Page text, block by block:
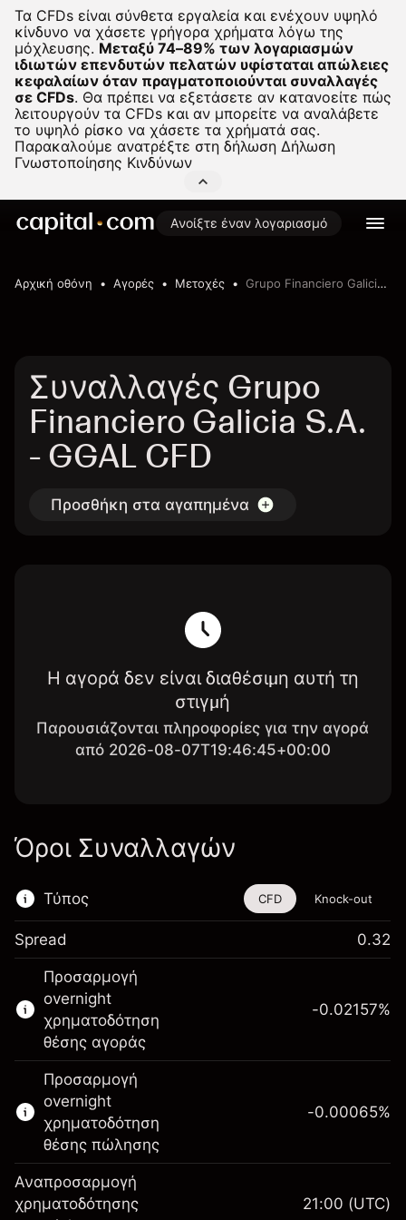
Τα CFDs είναι σύνθετα εργαλεία και ενέχουν υψηλό
κίνδυνο να χάσετε γρήγορα χρήματα λόγω της
μόχλευσης. Μεταξύ 74–89% των λογαριασμών
ιδιωτών επενδυτών πελατών υφίσταται απώλειες
κεφαλαίων όταν πραγματοποιούνται συναλλαγές
σε CFDs. Θα πρέπει να εξετάσετε αν κατανοείτε πώς
λειτουργούν τα CFDs και αν μπορείτε να αναλάβετε
το υψηλό ρίσκο να χάσετε τα χρήματά σας.
Παρακαλούμε ανατρέξτε στη δήλωση Δήλωση
Γνωστοποίησης Κινδύνων
Ανοίξτε έναν λογαριασμό
Αρχική οθόνη Αγορές Μετοχές Grupo Financiero Galicia S.A.
Συναλλαγές Grupo
Financiero Galicia S.A.
- GGAL CFD
Προσθήκη στα αγαπημένα
Η αγορά δεν είναι διαθέσιμη αυτή τη
στιγμή
Παρουσιάζονται πληροφορίες για την αγορά
από 2026-08-07T19:46:45+00:00
Όροι Συναλλαγών
Τύπος
Αυτό το χρηματοοικονομικό εργαλείο είναι
διαθέσιμο για διαπραγμάτευση μέσω CFDs
και Knock-outs.
Μάθετε περισσότερα σχετικά με:
CFDs
Knock-outs
CFD Knock-out
Spread 0.32
Προσαρμογή
overnight
χρηματοδότηση
θέσης αγοράς
Περιθώριο. Η επένδυσή
$1,000.00
-0.02157%
Προσαρμογή
overnight
χρηματοδότηση
θέσης πώλησης
-0.00065%
Αναπροσαρμογή
χρηματοδότησης
21:00 (UTC)